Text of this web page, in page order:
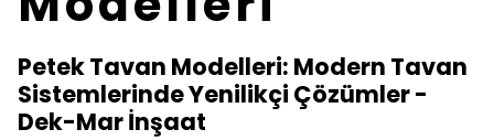
Petek Tavan Modelleri: Modern Tavan
Sistemlerinde Yenilikçi Çözümler -
Dek-Mar İnşaat